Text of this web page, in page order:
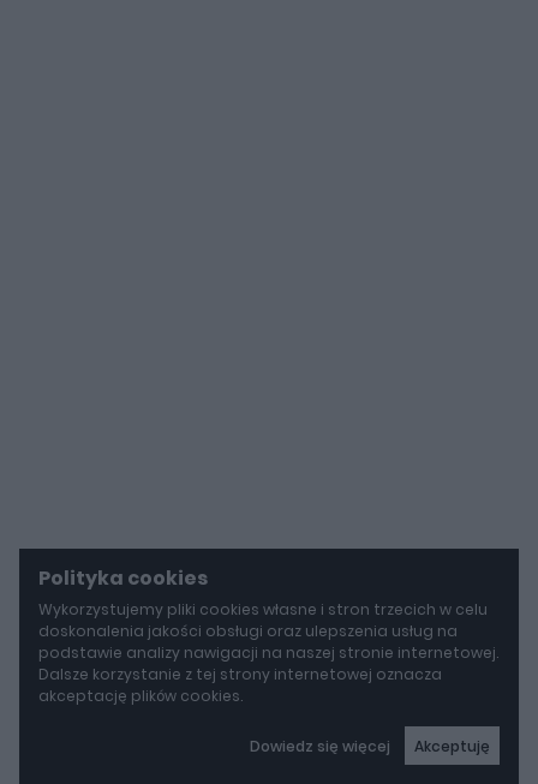
Polityka cookies
Wykorzystujemy pliki cookies własne i stron trzecich w celu
doskonalenia jakości obsługi oraz ulepszenia usług na
podstawie analizy nawigacji na naszej stronie internetowej.
Dalsze korzystanie z tej strony internetowej oznacza
akceptację plików cookies.
Dowiedz się więcej Akceptuję